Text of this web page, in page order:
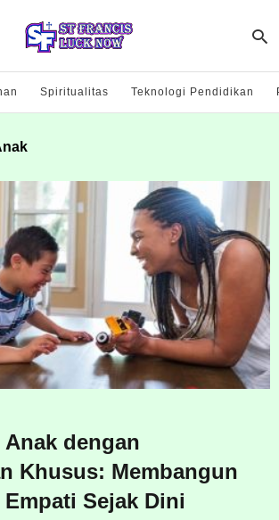
Spiritualitas Teknologi Pendidikan
dengan
Khusus: Membangun
Sejak Dini